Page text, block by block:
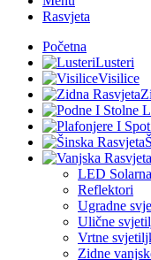
Rasvjeta
Početna
Lusteri
Visilice
LED
Reflektori
Ugradne
Ulične
Vrtne
Zidne